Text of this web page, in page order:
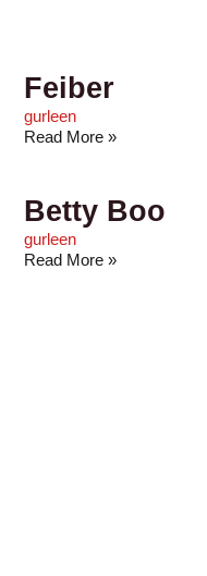
Feiber
gurleen
Read More »
Betty Boo
gurleen
Read More »